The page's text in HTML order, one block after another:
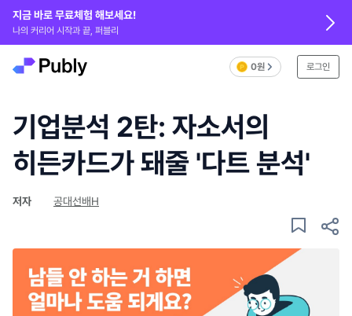
지금 바로 무료체험 해보세요!
나의 커리어 시작과 끝, 퍼블리
0원 로그인
기업분석 2탄: 자소서의
히든카드가 돼줄 '다트 분석'
저자 공대선배H